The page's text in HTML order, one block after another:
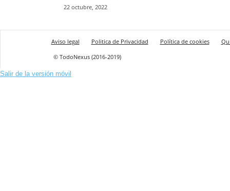
22 octubre, 2022
Aviso legal Politica de Privacidad Política de cookies
© TodoNexus (2016-2019)
Salir de la versión móvil